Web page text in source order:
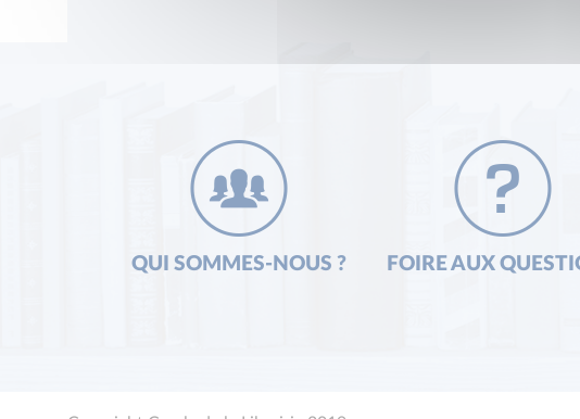
QUI SOMMES-NOUS ? FOIRE AUX